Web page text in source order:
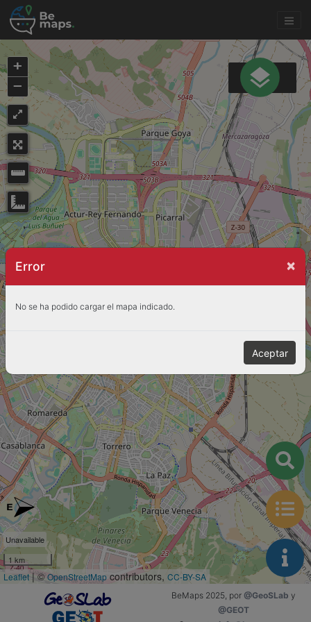
+
−
Unavailable
1 km
Leaflet| ©OpenStreetMap contributors, CC-BY-SA
BeMaps 2025, por @GeoSLab y
@GEOT
Error ×
No se ha podido cargar el mapa indicado.
Aceptar